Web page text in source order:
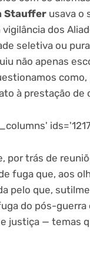
Stauffer usava o
dos
seletiva ou
não apenas
à prestação de
por trás de
fuga que, aos
pelo que,
do pós-
justiça — temas